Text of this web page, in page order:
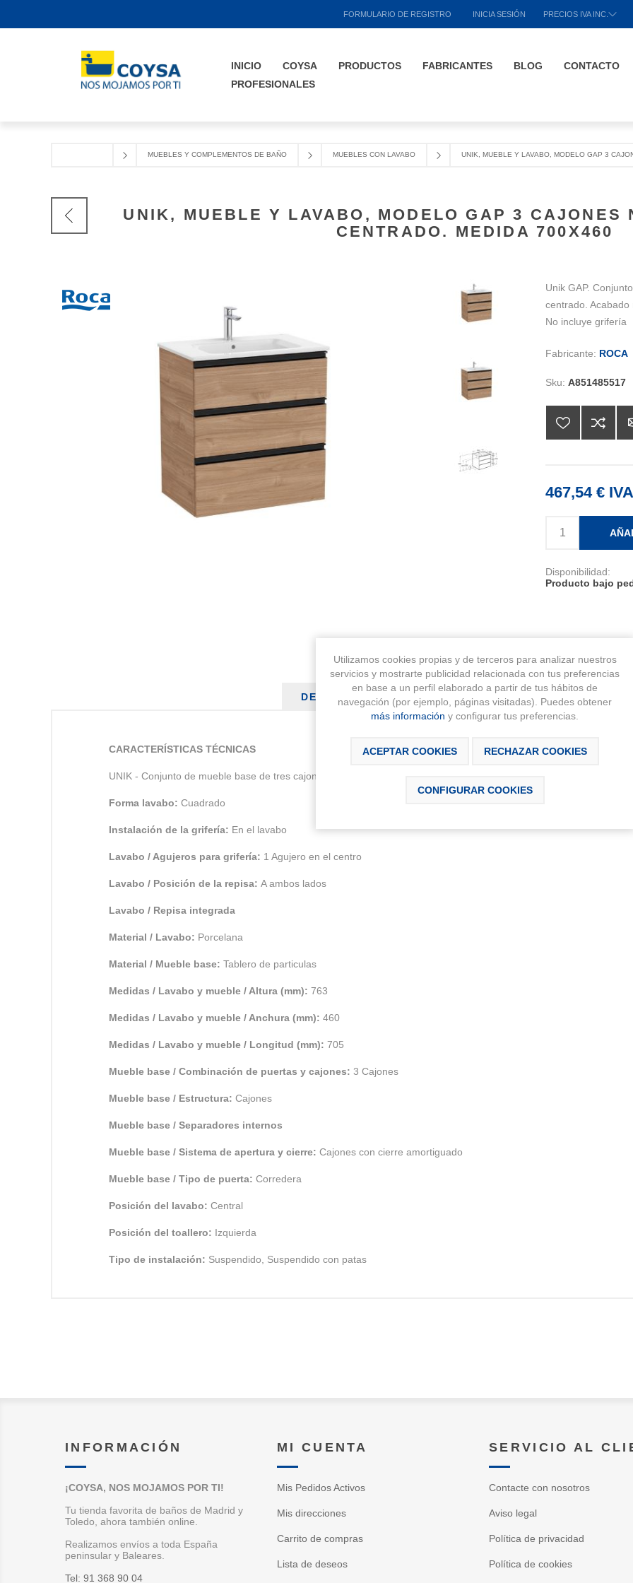
FORMULARIO DE REGISTRO INICIA SESIÓN PRECIOS IVA INC.
INICIO COYSA PRODUCTOS FABRICANTES BLOG
CONTACTO
PROFESIONALES
MUEBLES Y COMPLEMENTOS DE BAÑO MUEBLES CON LAVABO UNIK, MUEBLE Y LAVABO, MODELO GAP 3
UNIK, MUEBLE Y LAVABO, MODELO GAP 3 CAJONES
CENTRADO. MEDIDA 700X460
Unik GAP.
centrado.
No incluye grifería
Fabricante: ROCA
Sku: A851485517
467,54 €
Disponibilidad:
Producto bajo
DESCRIPCIÓN DESCARGABLES
CARACTERÍSTICAS TÉCNICAS
UNIK - Conjunto de mueble base de tres cajones y lavabo en posición central. No incluye patas ni grifería.
Forma lavabo: Cuadrado
Instalación de la grifería: En el lavabo
Lavabo / Agujeros para grifería: 1 Agujero en el centro
Lavabo / Posición de la repisa: A ambos lados
Lavabo / Repisa integrada
Material / Lavabo: Porcelana
Material / Mueble base: Tablero de particulas
Medidas / Lavabo y mueble / Altura (mm): 763
Medidas / Lavabo y mueble / Anchura (mm): 460
Medidas / Lavabo y mueble / Longitud (mm): 705
Mueble base / Combinación de puertas y cajones: 3 Cajones
Mueble base / Estructura: Cajones
Mueble base / Separadores internos
Mueble base / Sistema de apertura y cierre: Cajones con cierre amortiguado
Mueble base / Tipo de puerta: Corredera
Posición del lavabo: Central
Posición del toallero: Izquierda
Tipo de instalación: Suspendido, Suspendido con patas
INFORMACIÓN
¡COYSA, NOS MOJAMOS POR TI!
Tu tienda favorita de baños de Madrid y
Toledo, ahora también online.
Realizamos envíos a toda España
peninsular y Baleares.
Tel: 91 368 90 04
MI CUENTA
Mis Pedidos Activos
Mis direcciones
Carrito de compras
Lista de deseos
SERVICIO AL
Contacte con nosotros
Aviso legal
Política de privacidad
Política de cookies
Utilizamos cookies propias y de terceros para analizar nuestros
servicios y mostrarte publicidad relacionada con tus preferencias
en base a un perfil elaborado a partir de tus hábitos de
navegación (por ejemplo, páginas visitadas). Puedes obtener
más información y configurar tus preferencias.
ACEPTAR COOKIES RECHAZAR COOKIES
CONFIGURAR COOKIES